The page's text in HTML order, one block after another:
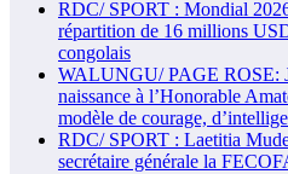
RDC/ SPORT : Mondial
répartition de 16 millions
congolais
WALUNGU/ PAGE ROSE:
naissance à l’Honorable
modèle de courage,
RDC/ SPORT : Laetitia
secrétaire générale la